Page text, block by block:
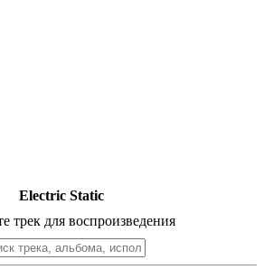
Electric Static
трек для воспроизведения